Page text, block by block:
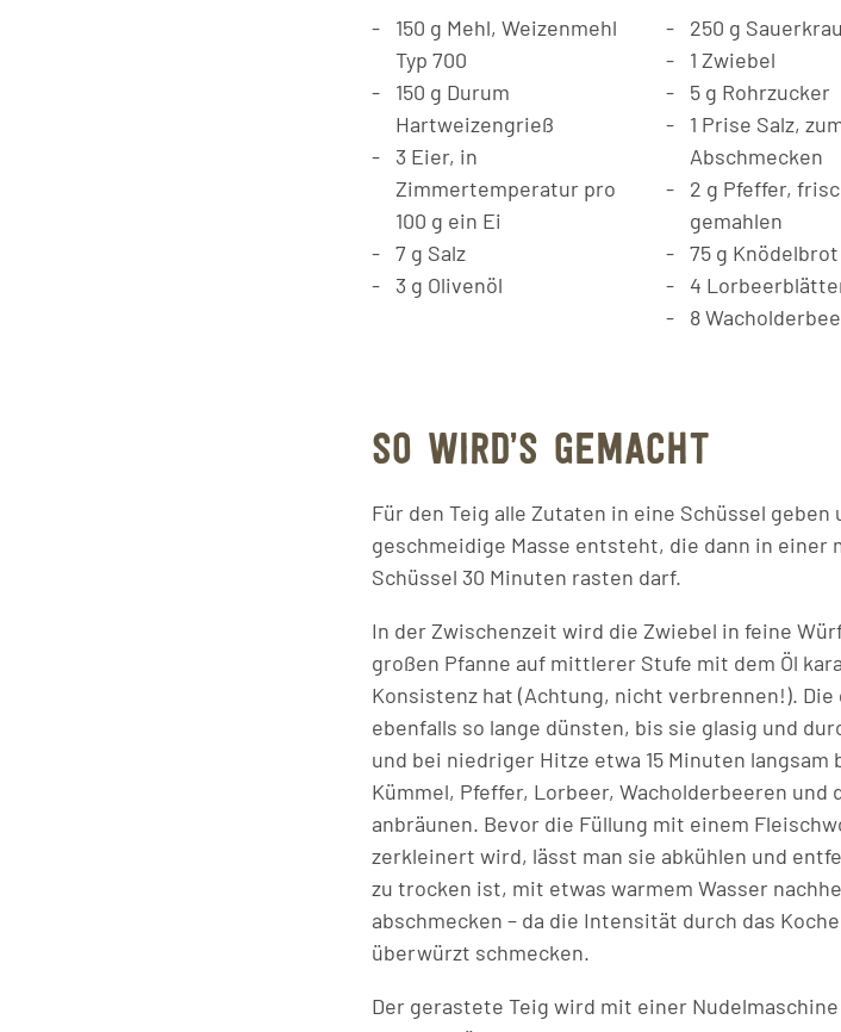
150 g Mehl, Weizenmehl
Typ 700
150 g Durum
Hartweizengrieß
3 Eier, in
Zimmertemperatur pro
100 g ein Ei
7 g Salz
3 g Olivenöl
250 g
1 Zwiebel
5 g Rohrzucker
1 Prise Salz,
Abschmecken
2 g Pfeffer,
gemahlen
75 g Knödelbrot
4
8
SO WIRD’S GEMACHT
Für den Teig alle Zutaten in eine Schüssel
geschmeidige Masse entsteht, die dann in einer
Schüssel 30 Minuten rasten darf.
In der Zwischenzeit wird die Zwiebel in feine
großen Pfanne auf mittlerer Stufe mit dem Öl
Konsistenz hat (Achtung, nicht verbrennen!).
ebenfalls so lange dünsten, bis sie glasig und
und bei niedriger Hitze etwa 15 Minuten
Kümmel, Pfeffer, Lorbeer, Wacholderbeeren
anbräunen. Bevor die Füllung mit einem
zerkleinert wird, lässt man sie abkühlen und
zu trocken ist, mit etwas warmem Wasser
abschmecken – da die Intensität durch das
überwürzt schmecken.
Der gerastete Teig wird mit einer